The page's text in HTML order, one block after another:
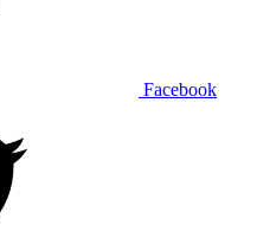
Facebook